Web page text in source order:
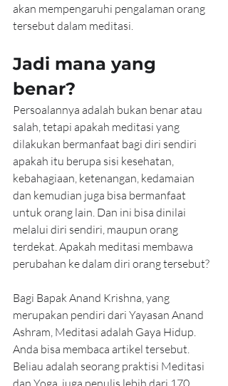
akan mempengaruhi pengalaman orang
tersebut dalam meditasi.
Jadi mana yang
benar?
Persoalannya adalah bukan benar atau
salah, tetapi apakah meditasi yang
dilakukan bermanfaat bagi diri sendiri
apakah itu berupa sisi kesehatan,
kebahagiaan, ketenangan, kedamaian
dan kemudian juga bisa bermanfaat
untuk orang lain. Dan ini bisa dinilai
melalui diri sendiri, maupun orang
terdekat. Apakah meditasi membawa
perubahan ke dalam diri orang tersebut?
Bagi Bapak Anand Krishna, yang
merupakan pendiri dari Yayasan Anand
Ashram, Meditasi adalah Gaya Hidup.
Anda bisa membaca artikel tersebut.
Beliau adalah seorang praktisi Meditasi